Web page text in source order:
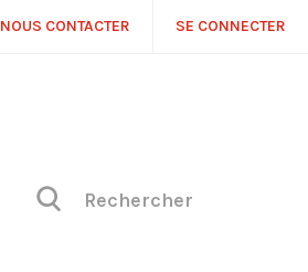
NOUS CONTACTER SE CONNECTER